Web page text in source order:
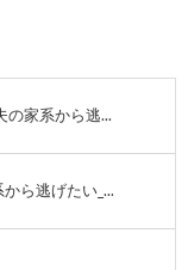
の家系から逃...
ら逃げたい_...